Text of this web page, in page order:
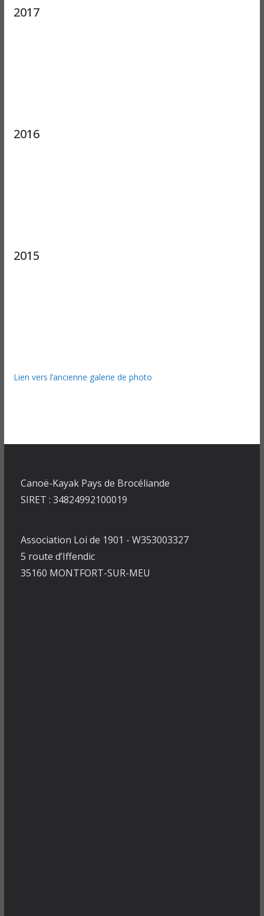
2017
2016
2015
Lien vers l’ancienne galerie de photo
Canoë-Kayak Pays de Brocéliande
SIRET : 34824992100019
Association Loi de 1901 - W353003327
5 route d’Iffendic
35160 MONTFORT-SUR-MEU